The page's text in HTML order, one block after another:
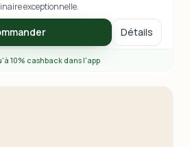
exceptionnelle.
Détails
10% cashback dans l'app